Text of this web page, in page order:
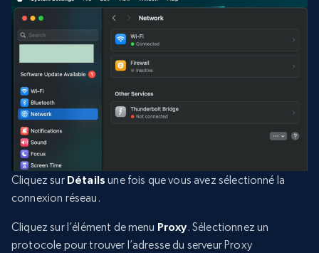
Cliquez sur Détails une fois que vous avez sélectionné la
connexion réseau.
Cliquez sur l’élément de menu Proxy. Sélectionnez un
protocole pour trouver l’adresse du serveur Proxy